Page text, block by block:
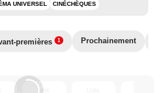
UNIVERSEL CINÉCHÈQUES
premières 1 Prochainement